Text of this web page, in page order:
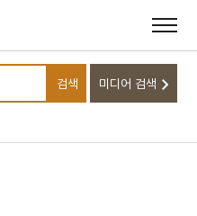
검색어를 입력하세요
검색 미디어 검색